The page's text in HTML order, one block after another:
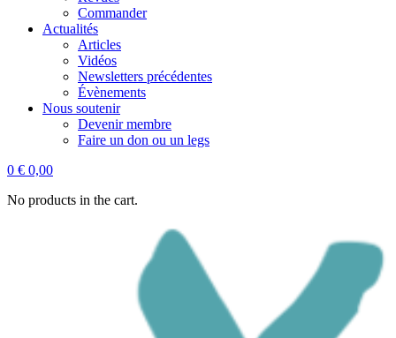
Commander
Actualités
Articles
Vidéos
Newsletters précédentes
Évènements
Nous soutenir
Devenir membre
Faire un don ou un legs
0 € 0,00
No products in the cart.